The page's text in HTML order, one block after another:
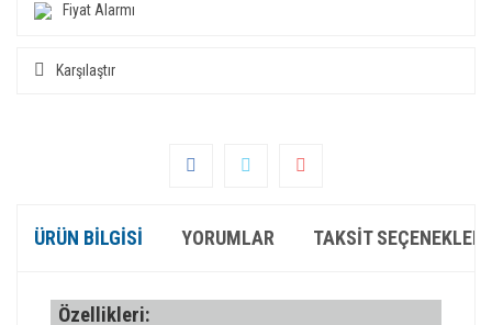
Fiyat Alarmı
Karşılaştır
ÜRÜN BILGISI YORUMLAR TAKSIT SEÇENEKLERI
Özellikleri: